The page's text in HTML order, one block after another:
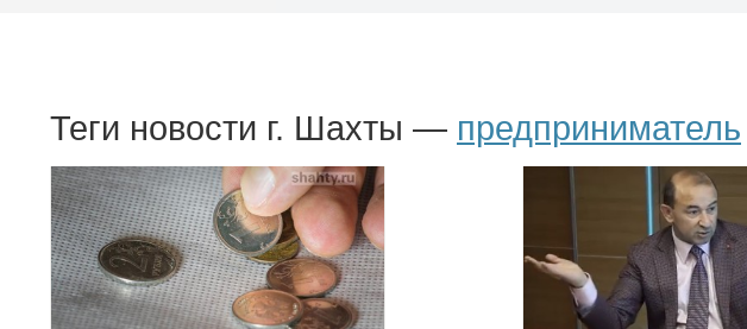
Теги новости г. Шахты — предприниматель